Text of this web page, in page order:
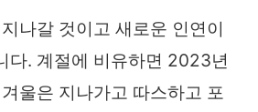
나갈 것이고 새로운 인연이
다. 계절에 비유하면 2023년
울은 지나가고 따스하고 포